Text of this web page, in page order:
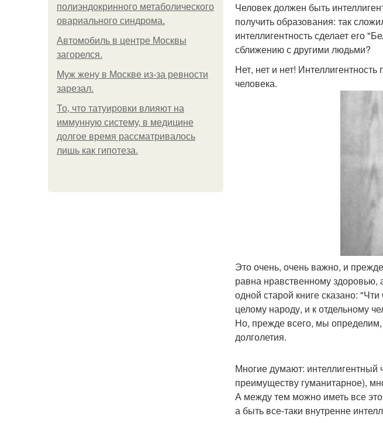
полиэндокринного метаболического
овариального синдрома.
Автомобиль в центре Москвы
загорелся.
Mуж жену в Москве из-за ревности
зарезал.
То, что татуировки влияют на
иммунную систему, в медицине
долгое время рассматривалось
лишь как гипотеза.
Человек должен быть
получить образования: так
интеллигентность сделает его
сближению с другими людьми?
Нет, нет и нет!
человека.
Это очень, очень важно, и
равна нравственному здоровью,
одной старой книге сказано:
целому народу, и к отдельному
Но, прежде всего, мы определим,
долголетия.
Многие думают: интеллигентный
преимуществу гуманитарное),
А между тем можно иметь все
а быть все-таки внутренне